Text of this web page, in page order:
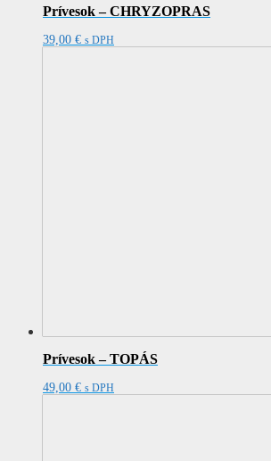
Prívesok – CHRYZOPRAS
39,00 € s DPH
Prívesok – TOPÁS
49,00 € s DPH